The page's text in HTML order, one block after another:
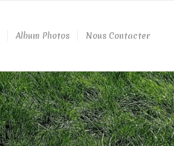
Album Photos Nous Contacter